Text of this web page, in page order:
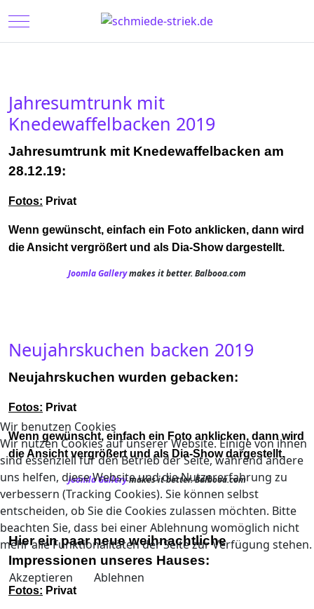
Mobile Menu Toggle
Jahresumtrunk mit
Knedewaffelbacken 2019
Jahresumtrunk mit Knedewaffelbacken am
28.12.19:
Fotos: Privat
Wenn gewünscht, einfach ein Foto anklicken, dann wird
die Ansicht vergrößert und als Dia-Show dargestellt.
Joomla Gallerymakes it better. Balbooa.com
Neujahrskuchen backen 2019
Neujahrskuchen wurden gebacken:
Fotos: Privat
Wenn gewünscht, einfach ein Foto anklicken, dann wird
die Ansicht vergrößert und als Dia-Show dargestellt.
Joomla Gallerymakes it better. Balbooa.com
Hier ein paar neue weihnachtliche
Impressionen unseres Hauses:
Fotos: Privat
Wir benutzen Cookies
Wir nutzen Cookies auf unserer Website. Einige von ihnen
sind essenziell für den Betrieb der Seite, während andere
uns helfen, diese Website und die Nutzererfahrung zu
verbessern (Tracking Cookies). Sie können selbst
entscheiden, ob Sie die Cookies zulassen möchten. Bitte
beachten Sie, dass bei einer Ablehnung womöglich nicht
mehr alle Funktionalitäten der Seite zur Verfügung stehen.
Akzeptieren Ablehnen